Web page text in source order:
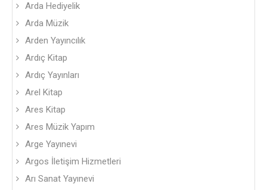
Arda Hediyelik
Arda Müzik
Arden Yayıncılık
Ardıç Kitap
Ardıç Yayınları
Arel Kitap
Ares Kitap
Ares Müzik Yapım
Arge Yayınevi
Argos İletişim Hizmetleri
Arı Sanat Yayınevi